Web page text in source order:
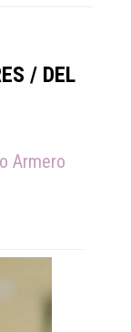
/ DEL
Armero